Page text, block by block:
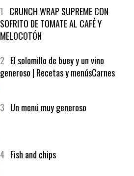
1CRUNCH WRAP SUPREME CON
SOFRITO DE TOMATE AL CAFÉ Y
MELOCOTÓN
2El solomillo de buey y un vino